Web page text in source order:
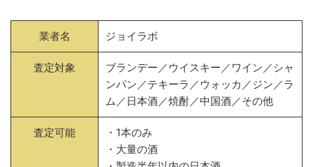
業者名 ジョイラボ
査定対象
ブランデー／ウイスキー／ワイン／シャ
ンパン／テキーラ／ウォッカ／ジン／ラ
ム／日本酒／焼酎／中国酒／その他
査定可能
・1本のみ
・大量の酒